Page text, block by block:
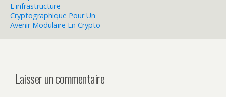
L'infrastructure
Cryptographique Pour Un
Avenir Modulaire En Crypto
Laisser un commentaire